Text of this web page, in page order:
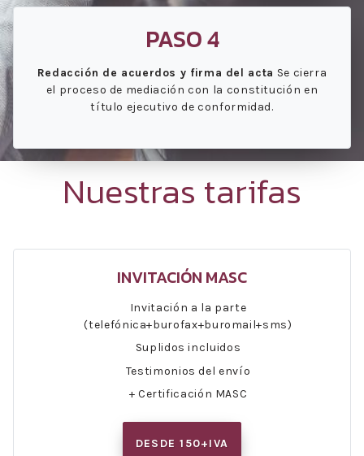
PASO 4
Redacción de acuerdos y firma del acta Se cierra
el proceso de mediación con la constitución en
título ejecutivo de conformidad.
Nuestras tarifas
INVITACIÓN MASC
Invitación a la parte
(telefónica+burofax+buromail+sms)
Suplidos incluidos
Testimonios del envío
+ Certificación MASC
DESDE 150+IVA